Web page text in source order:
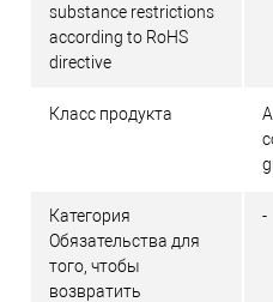
substance restrictions
according to RoHS
directive
Класс продукта
Категория
Обязательства для
того, чтобы
возвратить
-